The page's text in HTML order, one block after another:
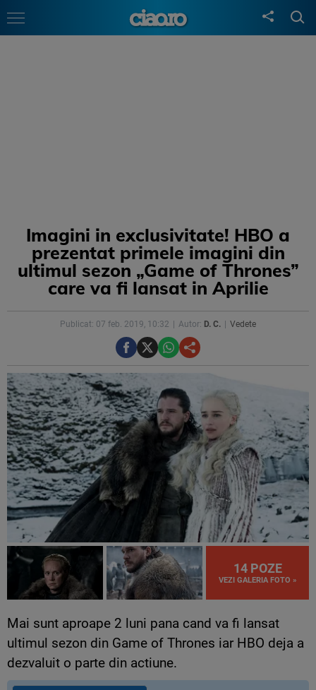
Imagini in exclusivitate! HBO a
prezentat primele imagini din
ultimul sezon „Game of Thrones”
care va fi lansat in Aprilie
Publicat: 07 feb. 2019, 10:32 Autor: D. C. Vedete
14 POZE
VEZI GALERIA FOTO »
Mai sunt aproape 2 luni pana cand va fi lansat
ultimul sezon din Game of Thrones iar HBO deja a
dezvaluit o parte din actiune.